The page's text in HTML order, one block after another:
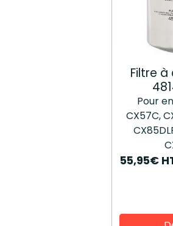
Filtre
Pour
CX57C,
55,95€